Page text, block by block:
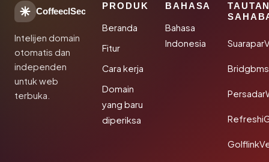
CoffeeclSec
Intelijen domain
otomatis dan
independen
untuk web
terbuka.
PRODUK
Beranda
Fitur
Cara kerja
Domain
yang baru
diperiksa
BAHASA
Bahasa
Indonesia